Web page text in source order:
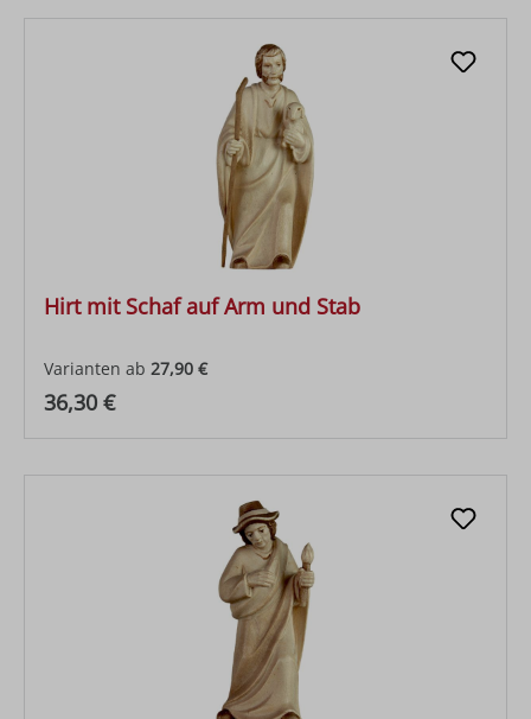
Hirt mit Schaf auf Arm und Stab
Varianten ab 27,90 €
Regulärer Preis:
36,30 €